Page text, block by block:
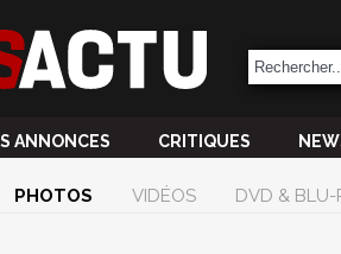
ANNONCES CRITIQUES
PHOTOS VIDÉOS DVD & BLU-